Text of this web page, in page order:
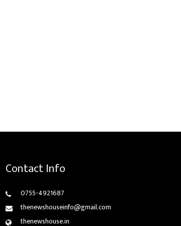
Contact Info
0755-4921687
thenewshouseinfo@gmail.com
thenewshouse.in